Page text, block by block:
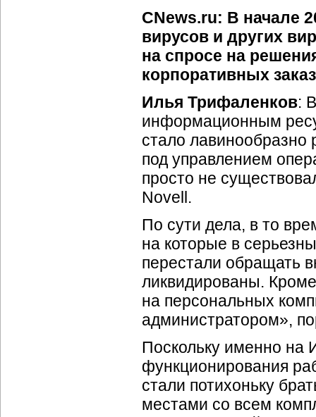
CNews.ru: В начале
вирусов и других
на спросе на
корпоративных
Илья Трифаленков:
информационным
стало лавинообразно
под управлением
просто не
Novell.
По сути дела, в то
на которые в
перестали обращать
ликвидированы.
на персональных
администратором»,
Поскольку именно на
функционирования
стали потихоньку
местами со всем